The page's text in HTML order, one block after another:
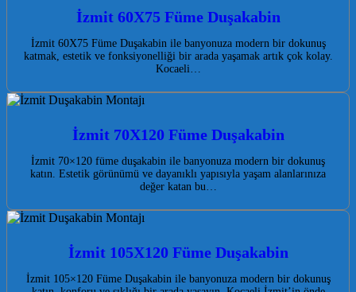
İzmit 60X75 Füme Duşakabin
İzmit 60X75 Füme Duşakabin ile banyonuza modern bir dokunuş
katmak, estetik ve fonksiyonelliği bir arada yaşamak artık çok kolay.
Kocaeli…
İzmit 70X120 Füme Duşakabin
İzmit 70×120 füme duşakabin ile banyonuza modern bir dokunuş
katın. Estetik görünümü ve dayanıklı yapısıyla yaşam alanlarınıza
değer katan bu…
İzmit 105X120 Füme Duşakabin
İzmit 105×120 Füme Duşakabin ile banyonuza modern bir dokunuş